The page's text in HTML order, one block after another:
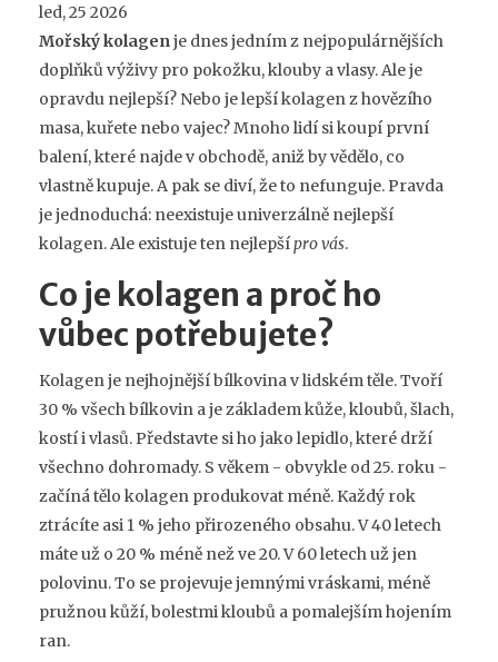
led, 25 2026
Mořský kolagenje dnes jedním z nejpopulárnějších
doplňků výživy pro pokožku, klouby a vlasy. Ale je
opravdu nejlepší? Nebo je lepší kolagen z hovězího
masa, kuřete nebo vajec? Mnoho lidí si koupí první
balení, které najde v obchodě, aniž by vědělo, co
vlastně kupuje. A pak se diví, že to nefunguje. Pravda
je jednoduchá: neexistuje univerzálně nejlepší
kolagen. Ale existuje ten nejlepšípro vás.
Co je kolagen a proč ho
vůbec potřebujete?
Kolagen je nejhojnější bílkovina v lidském těle. Tvoří
30 % všech bílkovin a je základem kůže, kloubů, šlach,
kostí i vlasů. Představte si ho jako lepidlo, které drží
všechno dohromady. S věkem - obvykle od 25. roku -
začíná tělo kolagen produkovat méně. Každý rok
ztrácíte asi 1 % jeho přirozeného obsahu. V 40 letech
máte už o 20 % méně než ve 20. V 60 letech už jen
polovinu. To se projevuje jemnými vráskami, méně
pružnou kůží, bolestmi kloubů a pomalejším hojením
ran.